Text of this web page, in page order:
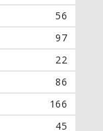
56
97
22
86
166
45